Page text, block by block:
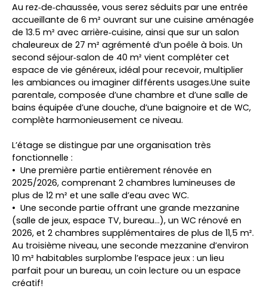
Au rez‑de‑chaussée, vous serez séduits par une entrée
accueillante de 6 m² ouvrant sur une cuisine aménagée
de 13.5 m² avec arrière‑cuisine, ainsi que sur un salon
chaleureux de 27 m² agrémenté d’un poêle à bois. Un
second séjour‑salon de 40 m² vient compléter cet
espace de vie généreux, idéal pour recevoir, multiplier
les ambiances ou imaginer différents usages.Une suite
parentale, composée d’une chambre et d’une salle de
bains équipée d’une douche, d’une baignoire et de WC,
complète harmonieusement ce niveau.
L’étage se distingue par une organisation très
fonctionnelle :
Une première partie entièrement rénovée en
2025/2026, comprenant 2 chambres lumineuses de
plus de 12 m² et une salle d’eau avec WC.
Une seconde partie offrant une grande mezzanine
(salle de jeux, espace TV, bureau…), un WC rénové en
2026, et 2 chambres supplémentaires de plus de 11,5 m².
Au troisième niveau, une seconde mezzanine d’environ
10 m² habitables surplombe l’espace jeux : un lieu
parfait pour un bureau, un coin lecture ou un espace
créatif!